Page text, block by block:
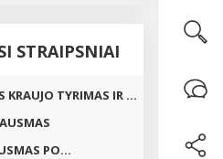
STRAIPSNIAI
KRAUJO TYRIMAS IR ...
PO...